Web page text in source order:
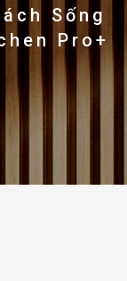
Sống
Pro+